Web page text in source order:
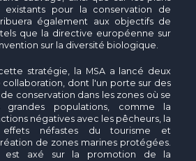
existants pour la conservation de
également aux objectifs de
que la directive européenne sur
sur la diversité biologique.
stratégie, la MSA a lancé deux
dont l'un porte sur des
conservation dans les zones où se
populations, comme la
négatives avec les pêcheurs, la
effets néfastes du tourisme et
de zones marines protégées.
est axé sur la promotion de la